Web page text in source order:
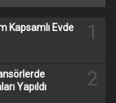
Kapsamlı Evde
1
Yapıldı
2